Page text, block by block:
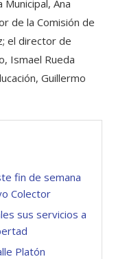
Ana
de la Comisión de
el director de
Ismael Rueda
Guillermo
fin de semana
Colector
sus servicios a
Platón